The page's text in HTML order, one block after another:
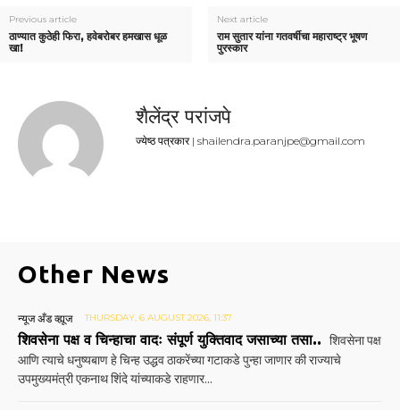
Previous article
ठाण्यात कुठेही फिरा, हवेबरोबर हमखास धूळ
खा!
Next article
राम सुतार यांना गतवर्षीचा महाराष्ट्र भूषण
पुरस्कार
शैलेंद्र परांजपे
ज्येष्ठ पत्रकार | shailendra.paranjpe@gmail.com
Other News
न्यूज अँड व्ह्यूज THURSDAY, 6 AUGUST 2026, 11:37
शिवसेना पक्ष व चिन्हाचा वादः संपूर्ण युक्तिवाद जसाच्या तसा.. शिवसेना पक्ष
आणि त्याचे धनुष्यबाण हे चिन्ह उद्धव ठाकरेंच्या गटाकडे पुन्हा जाणार की राज्याचे
उपमुख्यमंत्री एकनाथ शिंदे यांच्याकडे राहणार...